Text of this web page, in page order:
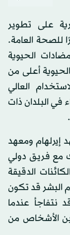
على تطوير
للصحة العامة.
الحيوية
أعلى من
العالي
في البلدان ذات
إيرلهام ومعهد
مع فريق دولي
الدقيقة
البشر قد تكون
نتفاجأ عندما
الأشخاص من